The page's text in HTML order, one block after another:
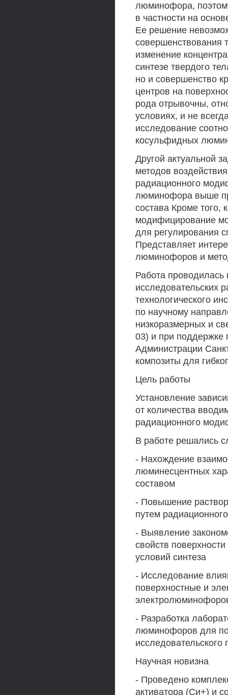
люминофора,
в частности на
Ее решение
совершенствования
изменение
синтезе твердого
но и совершенство
центров на
рода отрывочны,
условиях, и не
исследование
косульфидных
Другой актуальной
методов
радиационного
люминофора выше
состава Кроме того,
модифицирование
для регулирования
Представляет
люминофоров и
Работа проводилась
исследовательских
технологического
по научному
низкоразмерных и
03) и при поддержке
Администрации
композиты для
Цель работы
Установление
от количества
радиационного
В работе решались
- Нахождение
люминесцентных
составом
- Повышение
путем
- Выявление
свойств
условий синтеза
- Исследование
поверхностные и
- Разработка
люминофоров для
исследовательского
Научная новизна
- Проведено
активатора (Си+) и